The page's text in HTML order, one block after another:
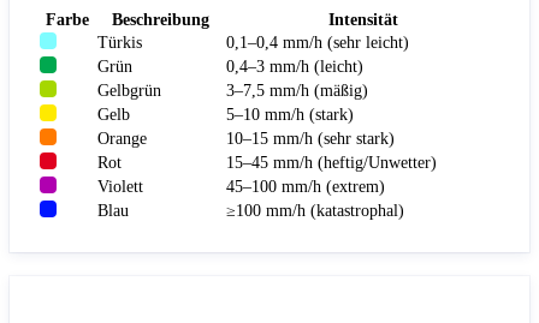
Farbe Beschreibung
Intensität
Türkis
0,1–0,4 mm/h (sehr leicht)
Grün
0,4–3 mm/h (leicht)
Gelbgrün
3–7,5 mm/h (mäßig)
Gelb
5–10 mm/h (stark)
Orange
10–15 mm/h (sehr stark)
Rot
15–45 mm/h (heftig/Unwetter)
Violett
45–100 mm/h (extrem)
Blau
≥100 mm/h (katastrophal)